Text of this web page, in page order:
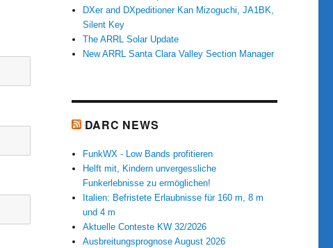
DXer and DXpeditioner Kan Mizoguchi, JA1BK,
Silent Key
The ARRL Solar Update
New ARRL Santa Clara Valley Section Manager
DARC NEWS
FunkWX - Low Bands profitieren
Helft mit, Kindern unvergessliche
Funkerlebnisse zu ermöglichen!
Italien: Befristete Erlaubnisse für 160 m, 8 m
und 4 m
Aktuelle Conteste KW 32/2026
Ausbreitungsprognose August 2026